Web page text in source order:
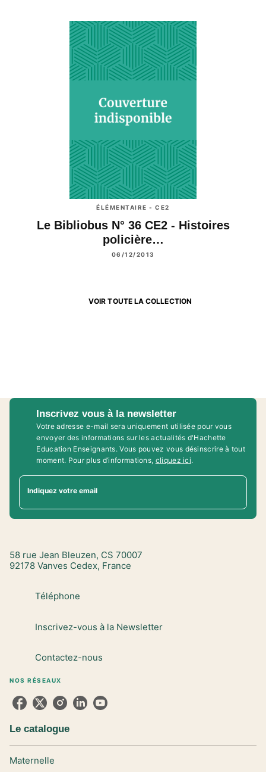
ÉLÉMENTAIRE - CE2
Le Bibliobus N° 36 CE2 - Histoires
policière…
06/12/2013
VOIR TOUTE LA COLLECTION
Inscrivez vous à la newsletter
Votre adresse e-mail sera uniquement utilisée pour vous
envoyer des informations sur les actualités d'Hachette
Education Enseignants. Vous pouvez vous désinscrire à tout
moment. Pour plus d’informations, cliquez ici.
Indiquez votre email
58 rue Jean Bleuzen, CS 70007
92178 Vanves Cedex, France
Téléphone
Inscrivez-vous à la Newsletter
Contactez-nous
NOS RÉSEAUX
Le catalogue
Maternelle